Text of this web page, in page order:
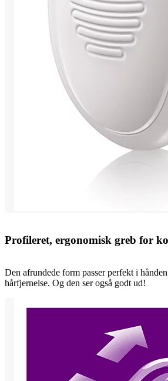
Profileret, ergonomisk greb for
Den afrundede form passer perfekt i
hårfjernelse. Og den ser også godt ud!